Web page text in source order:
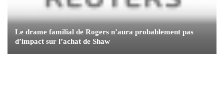
Le drame familial de Rogers n’aura probablement pas
d’impact sur l’achat de Shaw